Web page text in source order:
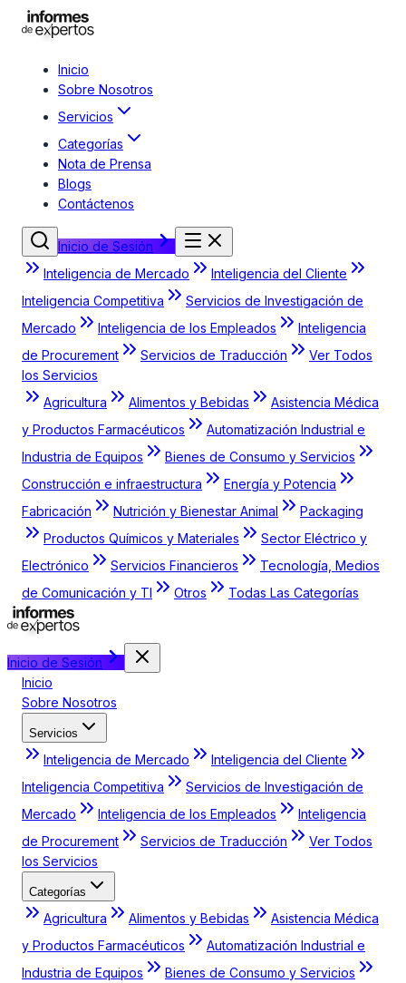
Inicio
Sobre Nosotros
Servicios
Categorías
Nota de Prensa
Blogs
Contáctenos
Inicio de Sesión
Inteligencia de Mercado
Inteligencia del Cliente
Inteligencia Competitiva
Servicios de Investigación de
Mercado
Inteligencia de los Empleados
Inteligencia
de Procurement
Servicios de Traducción
Ver Todos
los Servicios
Agricultura
Alimentos y Bebidas
Asistencia Médica
y Productos Farmacéuticos
Automatización Industrial e
Industria de Equipos
Bienes de Consumo y Servicios
Construcción e infraestructura
Energía y Potencia
Fabricación
Nutrición y Bienestar Animal
Packaging
Productos Químicos y Materiales
Sector Eléctrico y
Electrónico
Servicios Financieros
Tecnología, Medios
de Comunicación y TI
Otros Todas Las Categorías
Inicio de Sesión
Inicio
Sobre Nosotros
Servicios
Inteligencia de Mercado
Inteligencia del Cliente
Inteligencia Competitiva
Servicios de Investigación de
Mercado
Inteligencia de los Empleados
Inteligencia
de Procurement
Servicios de Traducción
Ver Todos
los Servicios
Categorías
Agricultura Alimentos y Bebidas
Asistencia Médica
y Productos Farmacéuticos
Automatización Industrial e
Industria de Equipos
Bienes de Consumo y Servicios